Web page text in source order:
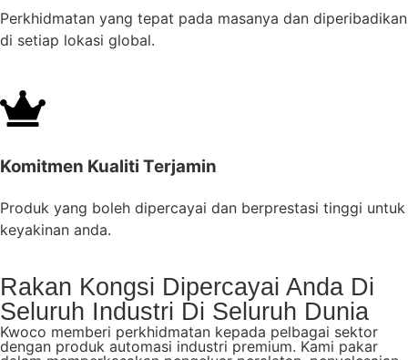
Perkhidmatan yang tepat pada masanya dan diperibadikan
di setiap lokasi global.
Komitmen Kualiti Terjamin
Produk yang boleh dipercayai dan berprestasi tinggi untuk
keyakinan anda.
Rakan Kongsi Dipercayai Anda Di
Seluruh Industri Di Seluruh Dunia
Kwoco memberi perkhidmatan kepada pelbagai sektor
dengan produk automasi industri premium. Kami pakar